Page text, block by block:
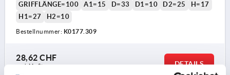
GRIFFLÄNGE=100
A1=15 D=33 D1=10 D2=25
H=17
H1=27
H2=10
Bestellnummer: K0177.309
28,62 CHF
zzgl. MwSt.
DETAILS